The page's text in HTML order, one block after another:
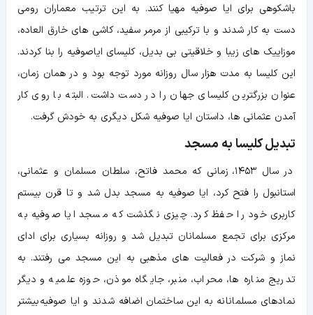
باشکوهی برای ایا صوفیه مهیا کنند. به این ترتیب معماران رومی
دست به کار شدند و با ترکیبی از مرمر سفید، کاشی های خارق العاده،
موزاییک های زیبا و خلاقیتی بی بدیل، کلیسای ایاصوفیه را بنا کردند.
این کلیسا به مدت هزار سال روزانه مورد توجه بود و در همان زمان،
عنوان بزرگترین کلیسای جهان را در دست داشت. البته با روی کار
آمدن عثمانی ها، داستان ایا صوفیه شکل دیگری به خودش گرفت.
تبدیل کلیسا به مسجد
در سال ۱۴۵۳، زمانی که محمد فاتح، سلطان مسلمان و عثمانی،
استانبول را فتح کرد، ایا صوفیه به مسجد بدل شد و تا قرن بیستم
کاربری خود را حفظ کرد. چیزی نگذشت که مسجد ایا صوفیه به
مرکزی برای تجمع مسلمانان تبدیل شد و روزانه بسیاری برای ادای
نماز و شرکت در فعالیت های مذهبی به این مسجد می رفتند. به
تدریج مناره ها، محراب، منبر، جایگاه موذن، حوزه علمیه و دیگر
نمادهای مسلمانانه به این ساختمان اضافه شدند و ایا صوفیه بیشتر